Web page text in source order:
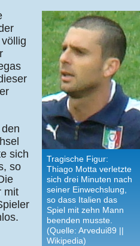
Tragische Figur:
Thiago Motta verletzte
sich drei Minuten nach
seiner Einwechslung,
so dass Italien das
Spiel mit zehn Mann
beenden musste.
(Quelle: Arvedui89 ||
Wikipedia)
sich
so
mit